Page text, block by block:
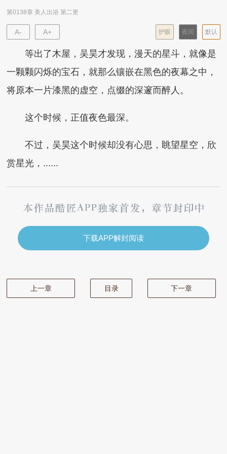
第0138章 美人出浴 第二更
A- A+ 默认
夜间
护眼
等出了木屋，吴昊才发现，漫天的星斗，就像是
一颗颗闪烁的宝石，就那么镶嵌在黑色的夜幕之中，
将原本一片漆黑的虚空，点缀的深邃而醉人。
这个时候，正值夜色最深。
不过，吴昊这个时候却没有心思，眺望星空，欣
赏星光，......
下载APP解封阅读
上一章 目录 下一章